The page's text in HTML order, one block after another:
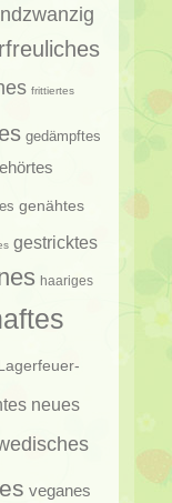
frittiertes
gedämpftes
genähtes
gestricktes
haariges
neues
veganes